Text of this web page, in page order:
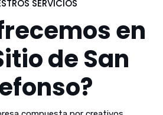
SERVICIOS
en
de San